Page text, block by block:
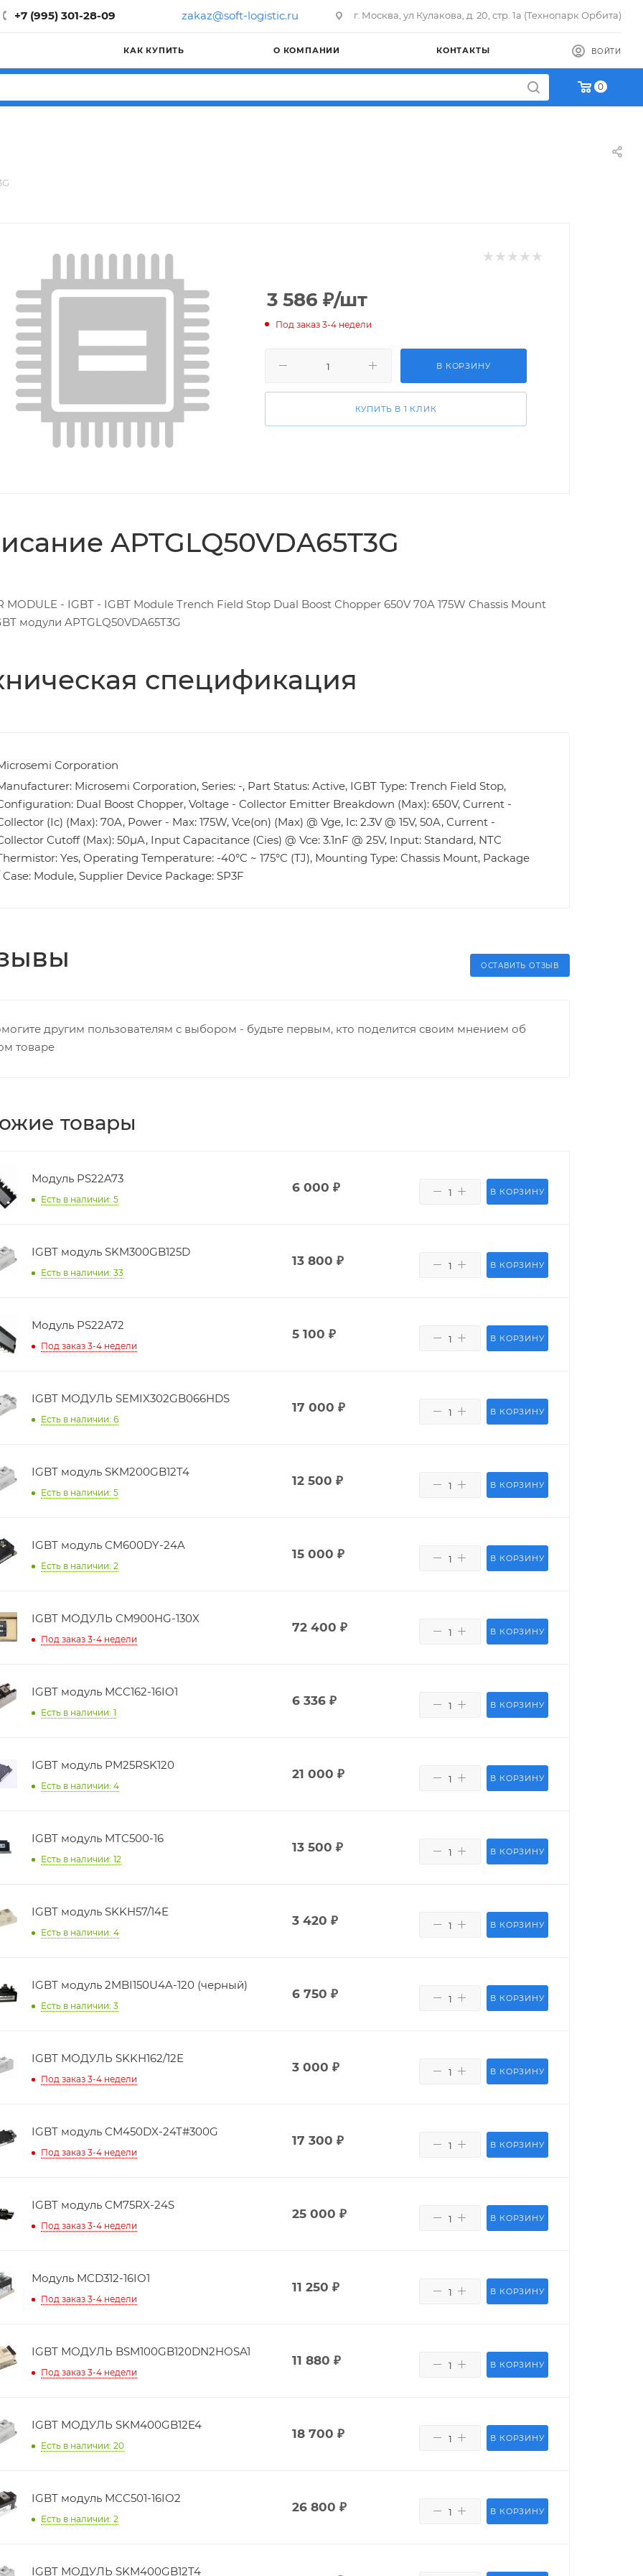
+7 (995) 301-28-09 zakaz@soft-logistic.ru г. Москва, ул Кулакова, д. 20, стр. 1а (Технопарк Орбита)
КАК КУПИТЬ О КОМПАНИИ КОНТАКТЫ ВОЙТИ
0
3 586 ₽/шт
Под заказ 3-4 недели
В КОРЗИНУ
КУПИТЬ В 1 КЛИК
APTGLQ50VDA65T3G
MODULE - IGBT - IGBT Module Trench Field Stop Dual Boost Chopper 650V 70A 175W Chassis Mount
модули APTGLQ50VDA65T3G
спецификация
Corporation
Microsemi Corporation, Series: -, Part Status: Active, IGBT Type: Trench Field Stop,
Dual Boost Chopper, Voltage - Collector Emitter Breakdown (Max): 650V, Current -
(Ic) (Max): 70A, Power - Max: 175W, Vce(on) (Max) @ Vge, Ic: 2.3V @ 15V, 50A, Current -
Cutoff (Max): 50µA, Input Capacitance (Cies) @ Vce: 3.1nF @ 25V, Input: Standard, NTC
Yes, Operating Temperature: -40°C ~ 175°C (TJ), Mounting Type: Chassis Mount, Package
Case: Module, Supplier Device Package: SP3F
ОСТАВИТЬ ОТЗЫВ
другим пользователям с выбором - будьте первым, кто поделится своим мнением об
товаре
товары
Модуль PS22A73
Есть в наличии: 5
6 000 ₽ В КОРЗИНУ
IGBT модуль SKM300GB125D
Есть в наличии: 33
13 800 ₽ В КОРЗИНУ
Модуль PS22A72
Под заказ 3-4 недели
5 100 ₽ В КОРЗИНУ
IGBT МОДУЛЬ SEMIX302GB066HDS
Есть в наличии: 6
17 000 ₽ В КОРЗИНУ
IGBT модуль SKM200GB12T4
Есть в наличии: 5
12 500 ₽ В КОРЗИНУ
IGBT модуль CM600DY-24A
Есть в наличии: 2
15 000 ₽ В КОРЗИНУ
IGBT МОДУЛЬ CM900HG-130X
Под заказ 3-4 недели
72 400 ₽ В КОРЗИНУ
IGBT модуль MCC162-16IO1
Есть в наличии: 1
6 336 ₽ В КОРЗИНУ
IGBT модуль PM25RSK120
Есть в наличии: 4
21 000 ₽ В КОРЗИНУ
IGBT модуль MTC500-16
Есть в наличии: 12
13 500 ₽ В КОРЗИНУ
IGBT модуль SKKH57/14E
Есть в наличии: 4
3 420 ₽ В КОРЗИНУ
IGBT модуль 2MBI150U4A-120 (черный)
Есть в наличии: 3
6 750 ₽ В КОРЗИНУ
IGBT МОДУЛЬ SKKH162/12E
Под заказ 3-4 недели
3 000 ₽ В КОРЗИНУ
IGBT модуль CM450DX-24T#300G
Под заказ 3-4 недели
17 300 ₽ В КОРЗИНУ
IGBT модуль CM75RX-24S
Под заказ 3-4 недели
25 000 ₽ В КОРЗИНУ
Модуль MCD312-16IO1
Под заказ 3-4 недели
11 250 ₽ В КОРЗИНУ
IGBT МОДУЛЬ BSM100GB120DN2HOSA1
Под заказ 3-4 недели
11 880 ₽ В КОРЗИНУ
IGBT МОДУЛЬ SKM400GB12E4
Есть в наличии: 20
18 700 ₽ В КОРЗИНУ
IGBT модуль MCC501-16IO2
Есть в наличии: 2
26 800 ₽ В КОРЗИНУ
IGBT МОДУЛЬ SKM400GB12T4